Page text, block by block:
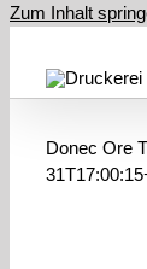
Zum Inhalt
Donec Ore